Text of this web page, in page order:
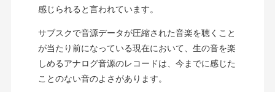
感じられると言われています。
サブスクで音源データが圧縮された音楽を聴くこと
が当たり前になっている現在において、生の音を楽
しめるアナログ音源のレコードは、今までに感じた
ことのない音のよさがあります。